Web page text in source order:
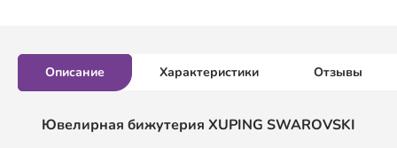
Описание Характеристики Отзывы
Ювелирная бижутерия XUPING SWAROVSKI